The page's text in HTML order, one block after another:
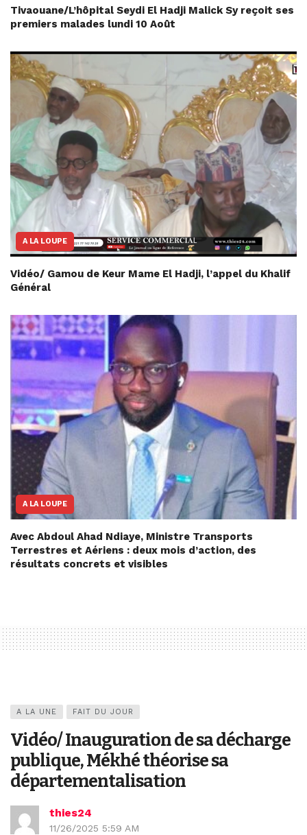
Tivaouane/L’hôpital Seydi El Hadji Malick Sy reçoit ses
premiers malades lundi 10 Août
A LA LOUPE
Vidéo/ Gamou de Keur Mame El Hadji, l’appel du Khalif
Général
A LA LOUPE
Avec Abdoul Ahad Ndiaye, Ministre Transports
Terrestres et Aériens : deux mois d’action, des
résultats concrets et visibles
A LA UNE FAIT DU JOUR
Vidéo/ Inauguration de sa décharge
publique, Mékhé théorise sa
départementalisation
thies24
11/26/2025 5:59 AM